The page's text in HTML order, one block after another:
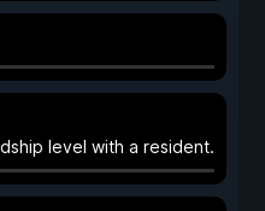
level with a resident.